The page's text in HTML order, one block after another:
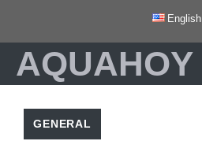
contenido
English
AQUAHOY
GENERAL